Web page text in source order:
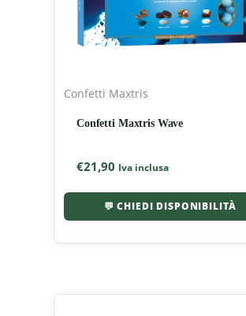
Confetti Maxtris
Confetti Maxtris Wave
€21,90 Iva inclusa
💬 CHIEDI DISPONIBILITÀ